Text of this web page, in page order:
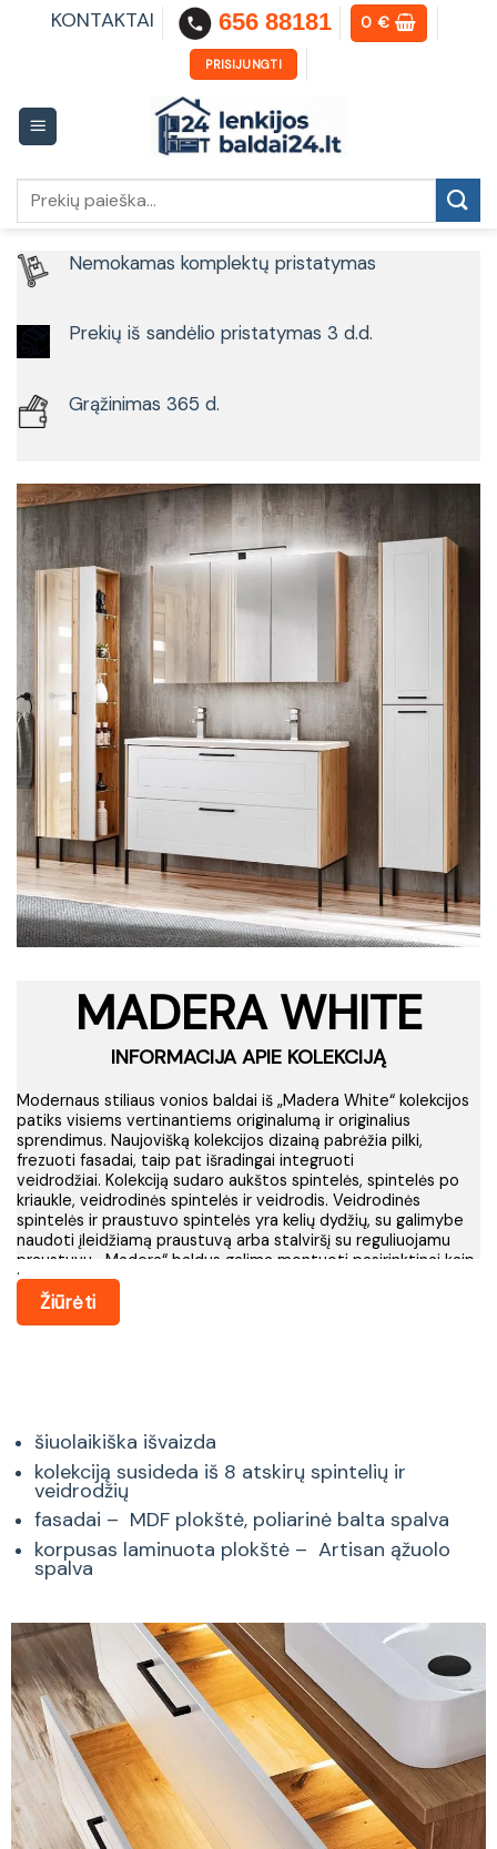
KONTAKTAI 656 88181 0€
PRISIJUNGTI
Nemokamas komplektų pristatymas
Prekių iš sandėlio pristatymas 3 d.d.
Grąžinimas 365 d.
MADERA WHITE
INFORMACIJA APIE KOLEKCIJĄ
Modernaus stiliaus vonios baldai iš „Madera White“ kolekcijos
patiks visiems vertinantiems originalumą ir originalius
sprendimus. Naujovišką kolekcijos dizainą pabrėžia pilki,
frezuoti fasadai, taip pat išradingai integruoti
veidrodžiai. Kolekciją sudaro aukštos spintelės, spintelės po
kriaukle, veidrodinės spintelės ir veidrodis. Veidrodinės
spintelės ir praustuvo spintelės yra kelių dydžių, su galimybe
naudoti įleidžiamą praustuvą arba stalviršį su reguliuojamu
praustuvu.
„Madera“ baldus galima montuoti pasirinktinai kaip
pakabinamus arba stovinčius ant metalinių kojų.
pasižymi unikaliu dizainu ir gerai parinktomis
spalvomis.
„Madera White“ kolekcijos baldai buvo sukurti
.
Žiūrėti
šiuolaikiška išvaizda
kolekciją susideda iš 8 atskirų spintelių ir
veidrodžių
fasadai – MDF plokštė, poliarinė balta spalva
korpusas laminuota plokštė – Artisan ąžuolo
spalva